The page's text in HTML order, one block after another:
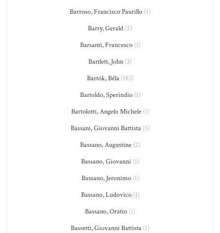
Barroso, Francisco Paurillo (1)
Barry, Gerald (2)
Barsanti, Francesco(1)
Bartlett, John (3)
Bartók, Béla(183)
Bartoldo, Sperindio(1)
Bartolotti, Angelo Michele(1)
Bassani, Giovanni Battista(5)
Bassano, Augustine(2)
Bassano, Giovanni (1)
Bassano, Jeronimo(1)
Bassano, Ludovico(1)
Bassano, Oratio (1)
Bassetti, Giovanni Battista (1)